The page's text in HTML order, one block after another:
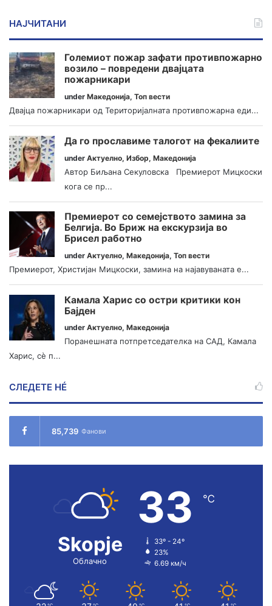
НАЈЧИТАНИ
Големиот пожар зафати противпожарно
возило – повредени двајцата
пожарникари
under Македонија, Топ вести
Двајца пожарникари од Територијалната противпожарна еди...
Да го прославиме талогот на фекалиите
under Актуелно, Избор, Македонија
Автор Биљана Секуловска Премиерот Мицкоски
кога се пр...
Премиерот со семејството замина за
Белгија. Во Бриж на екскурзија во
Брисел работно
under Актуелно, Македонија, Топ вести
Премиерот, Христијан Мицкоски, замина на најавуваната е...
Камала Харис со остри критики кон
Бајден
under Актуелно, Македонија
Поранешната потпретседателка на САД, Камала
Харис, сè п...
СЛЕДЕТЕ НÉ
85,739 Фанови
Skopje
Облачно
33 ℃
33º - 24º
23%
6.69 км/ч